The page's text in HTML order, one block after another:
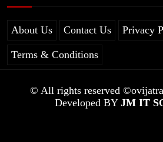
About Us Contact Us Privacy
Terms & Conditions
© All rights reserved
Developed BY JM IT